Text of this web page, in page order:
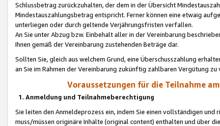
Schlussbetrag zurückzuhalten, der dem in der Übersicht
Mindestauszahlungsbetrag entspricht. Ferner können eine etwaig
unterliegen oder durch geltende Verjährungsfristen verfallen.
An Sie unter Abzug bzw. Einbehalt aller in der Vereinbarung
Ihnen gemäß der Vereinbarung zustehenden Beträge dar.
Sollten Sie, gleich aus welchem Grund, eine Überschusszahlung
an Sie im Rahmen der Vereinbarung zukünftig zahlbaren Vergütung zu
Voraussetzungen für die Teilnahme
1. Anmeldung und Teilnahmeberechtigung
Sie leiten den Anmeldeprozess ein, indem Sie einen vollständigen
muss/müssen originäre Inhalte (original content) enthalten und über